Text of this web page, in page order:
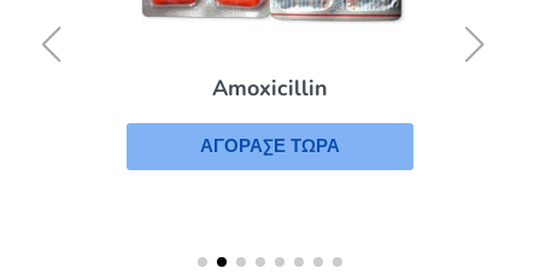
Amoxicillin
ΑΓΟΡΑΣΕ ΤΩΡΑ